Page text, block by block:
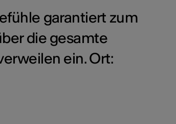
garantiert zum
die gesamte
ein. Ort: